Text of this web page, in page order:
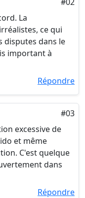
La
ce qui
disputes dans le
important à
Répondre
#03
excessive de
et même
C'est quelque
dans
Répondre